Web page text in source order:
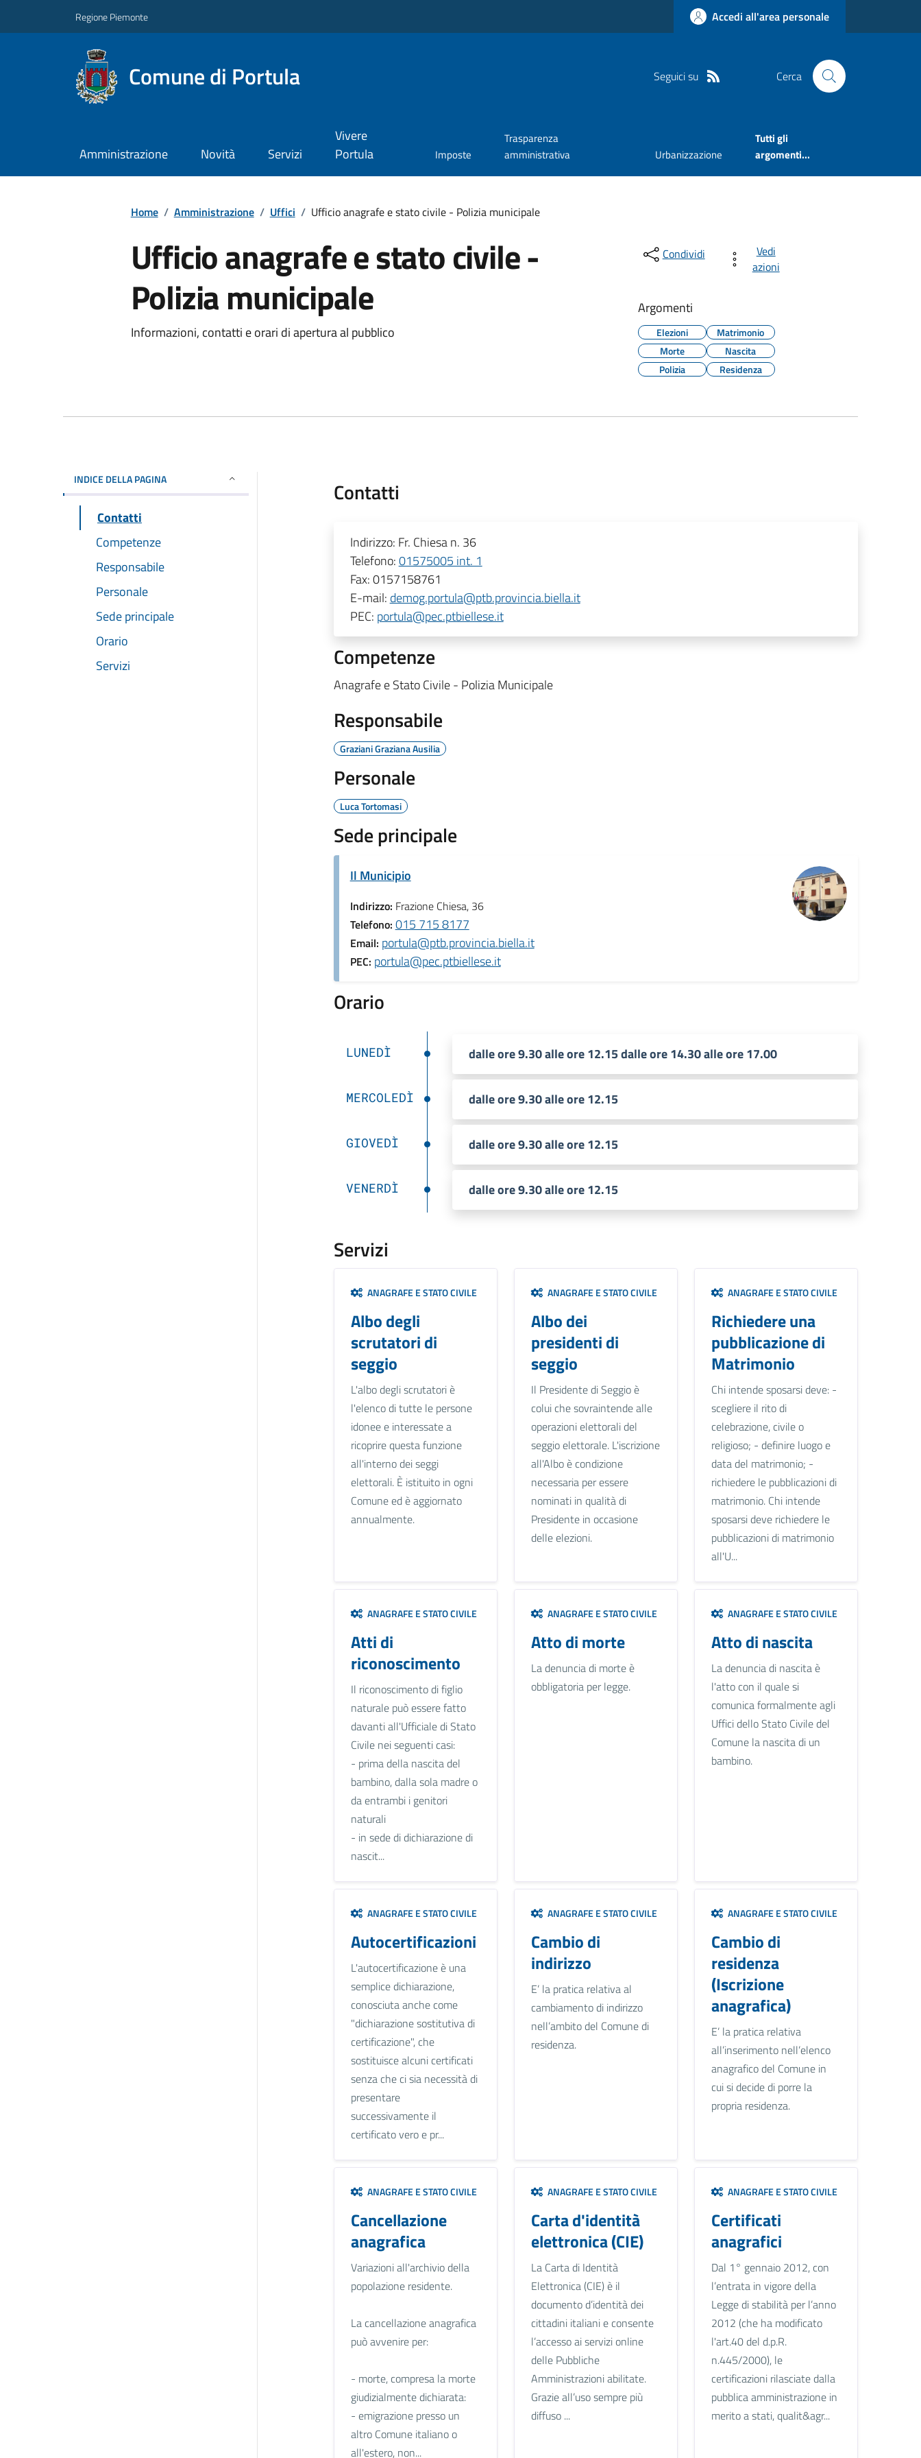
Regione Piemonte Accedi all'area personale
Comune di Portula Seguici su Cerca
Amministrazione Novità Servizi
Vivere
Portula
Imposte
Trasparenza
amministrativa
Urbanizzazione
Tutti gli
argomenti...
Home / Amministrazione / Uffici / Ufficio anagrafe e stato civile - Polizia municipale
Ufficio anagrafe e stato civile -
Polizia municipale
Informazioni, contatti e orari di apertura al pubblico
Condividi
Vedi
azioni
Argomenti
Elezioni
Matrimonio
Morte
Nascita
Polizia
Residenza
INDICE DELLA PAGINA
Contatti
Competenze
Responsabile
Personale
Sede principale
Orario
Servizi
Contatti
Indirizzo: Fr. Chiesa n. 36
Telefono:01575005 int. 1
Fax:0157158761
E-mail: demog.portula@ptb.provincia.biella.it
PEC: portula@pec.ptbiellese.it
Competenze
Anagrafe e Stato Civile - Polizia Municipale
Responsabile
Graziani Graziana Ausilia
Personale
Luca Tortomasi
Sede principale
Il Municipio
Indirizzo: Frazione Chiesa, 36
Telefono: 015 715 8177
Email: portula@ptb.provincia.biella.it
PEC: portula@pec.ptbiellese.it
Orario
LUNEDÌ dalle ore 9.30 alle ore 12.15 dalle ore 14.30 alle ore 17.00
MERCOLEDÌ dalle ore 9.30 alle ore 12.15
GIOVEDÌ dalle ore 9.30 alle ore 12.15
VENERDÌ dalle ore 9.30 alle ore 12.15
Servizi
ANAGRAFE E STATO CIVILE
Albo degli
scrutatori di
seggio
L'albo degli scrutatori è
l'elenco di tutte le persone
idonee e interessate a
ricoprire questa funzione
all'interno dei seggi
elettorali. È istituito in ogni
Comune ed è aggiornato
annualmente.
ANAGRAFE E STATO CIVILE
Albo dei
presidenti di
seggio
Il Presidente di Seggio è
colui che sovraintende alle
operazioni elettorali del
seggio elettorale. L'iscrizione
all'Albo è condizione
necessaria per essere
nominati in qualità di
Presidente in occasione
delle elezioni.
ANAGRAFE E STATO CIVILE
Richiedere una
pubblicazione di
Matrimonio
Chi intende sposarsi deve: -
scegliere il rito di
celebrazione, civile o
religioso; - definire luogo e
data del matrimonio; -
richiedere le pubblicazioni di
matrimonio. Chi intende
sposarsi deve richiedere le
pubblicazioni di matrimonio
all'U...
ANAGRAFE E STATO CIVILE
Atti di
riconoscimento
Il riconoscimento di figlio
naturale può essere fatto
davanti all'Ufficiale di Stato
Civile nei seguenti casi:
- prima della nascita del
bambino, dalla sola madre o
da entrambi i genitori
naturali
- in sede di dichiarazione di
nascit...
ANAGRAFE E STATO CIVILE
Atto di morte
La denuncia di morte è
obbligatoria per legge.
ANAGRAFE E STATO CIVILE
Atto di nascita
La denuncia di nascita è
l'atto con il quale si
comunica formalmente agli
Uffici dello Stato Civile del
Comune la nascita di un
bambino.
ANAGRAFE E STATO CIVILE
Autocertificazioni
L'autocertificazione è una
semplice dichiarazione,
conosciuta anche come
"dichiarazione sostitutiva di
certificazione", che
sostituisce alcuni certificati
senza che ci sia necessità di
presentare
successivamente il
certificato vero e pr...
ANAGRAFE E STATO CIVILE
Cambio di
indirizzo
E’ la pratica relativa al
cambiamento di indirizzo
nell’ambito del Comune di
residenza.
ANAGRAFE E STATO CIVILE
Cambio di
residenza
(Iscrizione
anagrafica)
E’ la pratica relativa
all’inserimento nell’elenco
anagrafico del Comune in
cui si decide di porre la
propria residenza.
ANAGRAFE E STATO CIVILE
Cancellazione
anagrafica
Variazioni all'archivio della
popolazione residente.
La cancellazione anagrafica
può avvenire per:
- morte, compresa la morte
giudizialmente dichiarata:
- emigrazione presso un
altro Comune italiano o
all'estero, non...
ANAGRAFE E STATO CIVILE
Carta d'identità
elettronica (CIE)
La Carta di Identità
Elettronica (CIE) è il
documento d’identità dei
cittadini italiani e consente
l’accesso ai servizi online
delle Pubbliche
Amministrazioni abilitate.
Grazie all’uso sempre più
diffuso ...
ANAGRAFE E STATO CIVILE
Certificati
anagrafici
Dal 1° gennaio 2012, con
l’entrata in vigore della
Legge di stabilità per l’anno
2012 (che ha modificato
l'art.40 del d.p.R.
n.445/2000), le
certificazioni rilasciate dalla
pubblica amministrazione in
merito a stati, qualit&agr...